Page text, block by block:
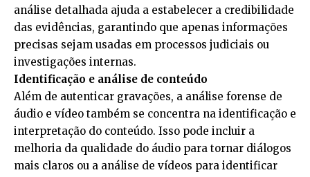
análise detalhada ajuda a estabelecer a credibilidade
das evidências, garantindo que apenas informações
precisas sejam usadas em processos judiciais ou
investigações internas.
Identificação e análise de conteúdo
Além de autenticar gravações, a análise forense de
áudio e vídeo também se concentra na identificação e
interpretação do conteúdo. Isso pode incluir a
melhoria da qualidade do áudio para tornar diálogos
mais claros ou a análise de vídeos para identificar